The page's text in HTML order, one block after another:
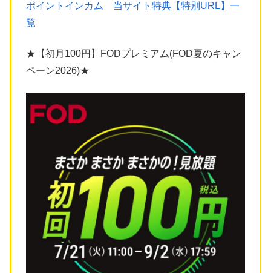
ポイントインカム 当サイト特典【特別URL】一
覧
★【初月100円】FODプレミアム(FOD夏のキャン
ペーン2026)★